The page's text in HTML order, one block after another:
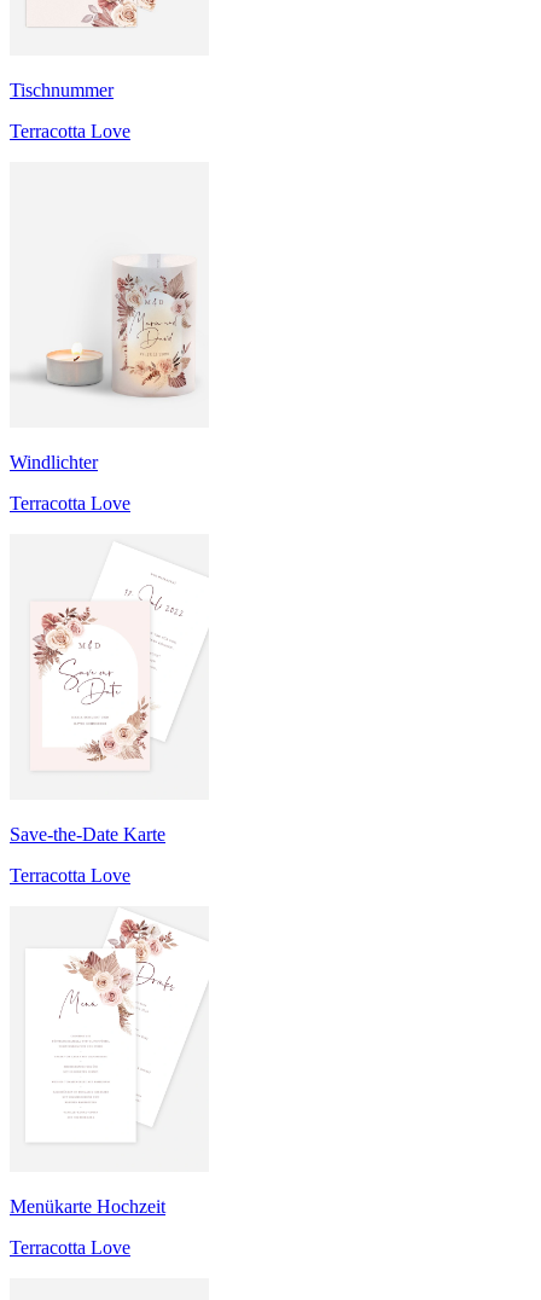
Tischnummer
Terracotta Love
Windlichter
Terracotta Love
Save-the-Date Karte
Terracotta Love
Menükarte Hochzeit
Terracotta Love